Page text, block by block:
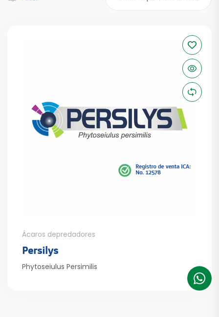
Ácaros depredadores
Persilys
Phytoseiulus Persimilis